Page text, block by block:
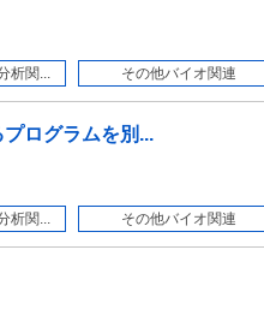
析関...
その他バイオ関連
ログラムを別...
析関...
その他バイオ関連